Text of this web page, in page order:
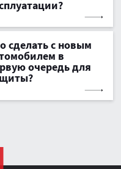
сделать с новым
в
очередь для